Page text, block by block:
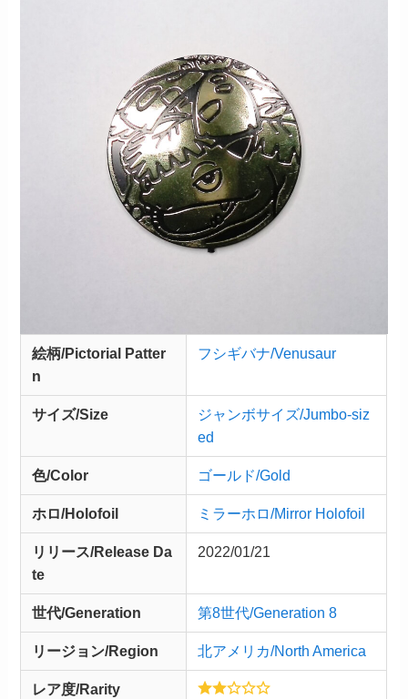
絵柄/Pictorial Patter
n
フシギバナ/Venusaur
サイズ/Size
ジャンボサイズ/Jumbo-siz
ed
色/Color ゴールド/Gold
ホロ/Holofoil ミラーホロ/Mirror Holofoil
リリース/Release Da
te
2022/01/21
世代/Generation 第8世代/Generation 8
リージョン/Region 北アメリカ/North America
レア度/Rarity